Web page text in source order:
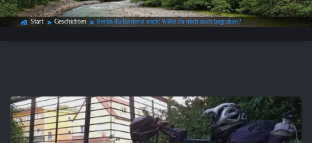
home_work Start double_arrow Geschichten double_arrow Berlin du forderst mich! Willst du mich auch begraben?